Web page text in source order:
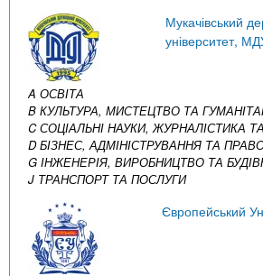
Мукачівський
університет,
A ОСВІТА
B КУЛЬТУРА, МИСТЕЦТВО ТА
C СОЦІАЛЬНІ НАУКИ, ЖУРНАЛІСТИКА
D БІЗНЕС, АДМІНІСТРУВАННЯ ТА
G ІНЖЕНЕРІЯ, ВИРОБНИЦТВО ТА
J ТРАНСПОРТ ТА ПОСЛУГИ
Європейський